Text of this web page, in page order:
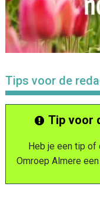
Tips voor de
Tip voor
Heb je een tip of
Omroep Almere